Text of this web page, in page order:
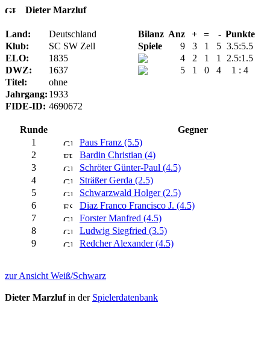
Dieter Marzluf
Land: Deutschland Bilanz Anz + = - Punkte
Klub:
SC SW Zell Spiele 9 3 1 5 3.5:5.5
ELO:
1835 4 2 1 1
2.5:1.5
DWZ:
1637 5 1 0 4
1 : 4
Titel:
ohne
Jahrgang: 1933
FIDE-ID: 4690672
Runde
Gegner
1
Paus Franz (5.5)
2
Bardin Christian (4)
3
Schröter Günter-Paul (4.5)
4
Sträßer Gerda (2.5)
5
Schwarzwald Holger (2.5)
6
Diaz Franco Francisco J. (4.5)
7
Forster Manfred (4.5)
8
Ludwig Siegfried (3.5)
9
Redcher Alexander (4.5)
zur Ansicht Weiß/Schwarz
Dieter Marzlufin der Spielerdatenbank